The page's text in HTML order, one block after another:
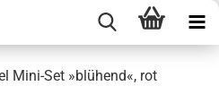
Mini-Set »blühend«, rot